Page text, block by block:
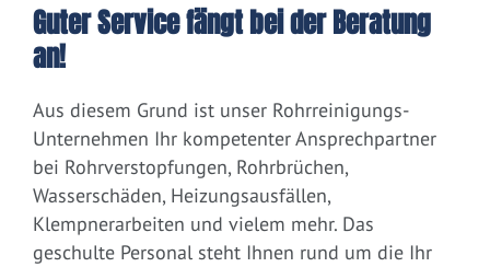
Guter Service fängt bei der Beratung
an!
Aus diesem Grund ist unser Rohrreinigungs-
Unternehmen Ihr kompetenter Ansprechpartner
bei Rohrverstopfungen, Rohrbrüchen,
Wasserschäden, Heizungsausfällen,
Klempnerarbeiten und vielem mehr. Das
geschulte Personal steht Ihnen rund um die Ihr